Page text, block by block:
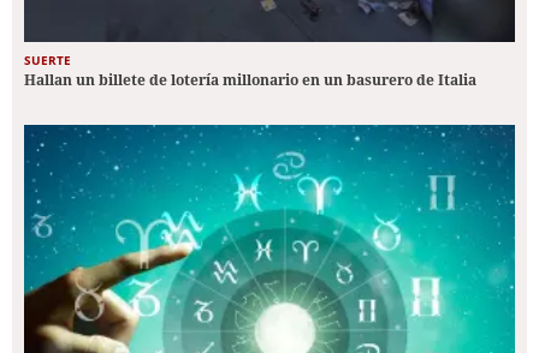
SUERTE
Hallan un billete de lotería millonario en un basurero de Italia